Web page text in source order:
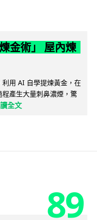
金術」 屋內煉
用 AI 自學提煉黃金，在
產生大量刺鼻濃煙，驚
全文
89